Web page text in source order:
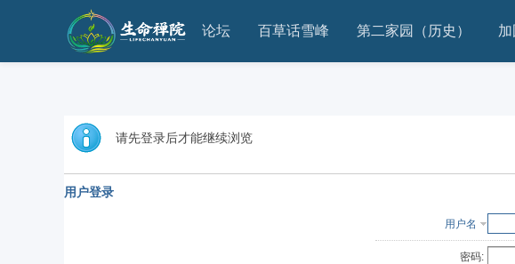
论坛 百草话雪峰 第二家园（历史）
请先登录后才能继续浏览
用户登录
用户名
密码: